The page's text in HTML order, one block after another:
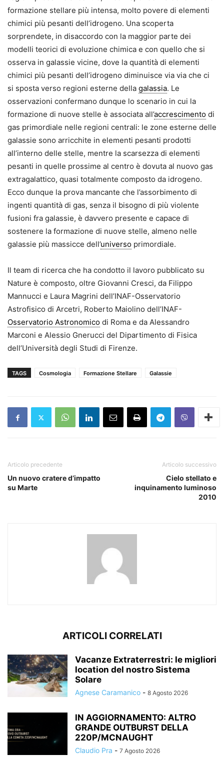
formazione stellare più intensa, molto povere di elementi
chimici più pesanti dell’idrogeno. Una scoperta
sorprendete, in disaccordo con la maggior parte dei
modelli teorici di evoluzione chimica e con quello che si
osserva in galassie vicine, dove la quantità di elementi
chimici più pesanti dell’idrogeno diminuisce via via che ci
si sposta verso regioni esterne della galassia. Le
osservazioni confermano dunque lo scenario in cui la
formazione di nuove stelle è associata all’accrescimento di
gas primordiale nelle regioni centrali: le zone esterne delle
galassie sono arricchite in elementi pesanti prodotti
all’interno delle stelle, mentre la scarsezza di elementi
pesanti in quelle prossime al centro è dovuta al nuovo gas
extragalattico, quasi totalmente composto da idrogeno.
Ecco dunque la prova mancante che l’assorbimento di
ingenti quantità di gas, senza il bisogno di più violente
fusioni fra galassie, è davvero presente e capace di
sostenere la formazione di nuove stelle, almeno nelle
galassie più massicce dell’universo primordiale.
Il team di ricerca che ha condotto il lavoro pubblicato su
Nature è composto, oltre Giovanni Cresci, da Filippo
Mannucci e Laura Magrini dell’INAF-Osservatorio
Astrofisico di Arcetri, Roberto Maiolino dell’INAF-
Osservatorio Astronomico di Roma e da Alessandro
Marconi e Alessio Gnerucci del Dipartimento di Fisica
dell’Università degli Studi di Firenze.
TAGS Cosmologia Formazione Stellare Galassie
Articolo precedente
Un nuovo cratere d’impatto
su Marte
Articolo successivo
Cielo stellato e
inquinamento luminoso
2010
ARTICOLI CORRELATI
Vacanze Extraterrestri: le migliori
location del nostro Sistema
Solare
Agnese Caramanico - 8 Agosto 2026
IN AGGIORNAMENTO: ALTRO
GRANDE OUTBURST DELLA
220P/MCNAUGHT
Claudio Pra - 7 Agosto 2026